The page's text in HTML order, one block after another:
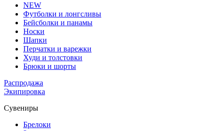
NEW
Футболки и лонгсливы
Бейсболки и панамы
Носки
Шапки
Перчатки и варежки
Худи и толстовки
Брюки и шорты
Распродажа
Экипировка
Сувениры
Брелоки